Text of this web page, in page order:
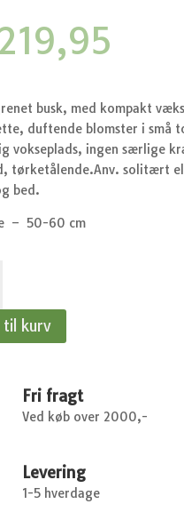
219,95
busk, med kompakt
duftende blomster i små
vokseplads, ingen særlige
tørketålende.Anv. solitært
bed.
– 50-60 cm
til kurv
Fri fragt
Ved køb over 2000,-
Levering
1-5 hverdage